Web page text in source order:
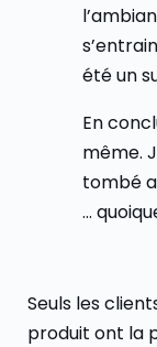
été un
En
même.
tombé
…
Seuls les
produit ont la